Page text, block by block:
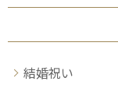
結婚祝い